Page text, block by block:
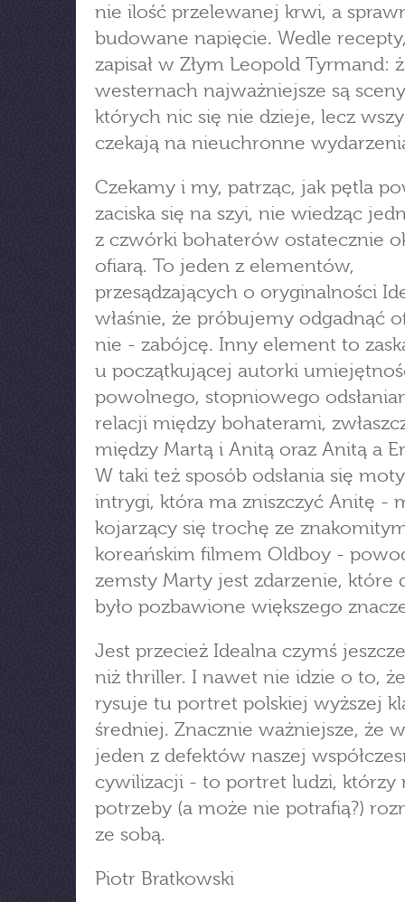
nie ilość przelewanej krwi, a
budowane napięcie. Wedle
zapisał w Złym Leopold Tyrmand:
westernach najważniejsze są
których nic się nie dzieje, lecz
czekają na nieuchronne
Czekamy i my, patrząc, jak pętla
zaciska się na szyi, nie wiedząc
z czwórki bohaterów ostatecznie
ofiarą. To jeden z elementów,
przesądzających o oryginalności
właśnie, że próbujemy odgadnąć
nie - zabójcę. Inny element to
u początkującej autorki
powolnego, stopniowego
relacji między bohaterami,
między Martą i Anitą oraz Anitą a
W taki też sposób odsłania się
intrygi, która ma zniszczyć Anitę -
kojarzący się trochę ze
koreańskim filmem Oldboy -
zemsty Marty jest zdarzenie, które
było pozbawione większego
Jest przecież Idealna czymś
niż thriller. I nawet nie idzie o to,
rysuje tu portret polskiej wyższej
średniej. Znacznie ważniejsze, że
jeden z defektów naszej
cywilizacji - to portret ludzi, którzy
potrzeby (a może nie potrafią?)
ze sobą.
Piotr Bratkowski